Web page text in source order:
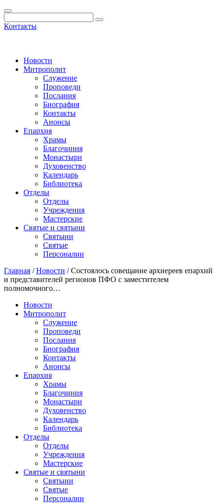
Контакты
Новости
Митрополит
Служение
Проповеди
Послания
Биография
Контакты
Анонсы
Епархия
Храмы
Благочиния
Монастыри
Духовенство
Календарь
Библиотека
Отделы
Отделы
Учреждения
Мастерские
Святые и святыни
Cвятыни
Cвятые
Персоналии
Главная /Новости /Состоялось совещание архиереев епархий
и представителей регионов ПФО с заместителем
полномочного…
Новости
Митрополит
Служение
Проповеди
Послания
Биография
Контакты
Анонсы
Епархия
Храмы
Благочиния
Монастыри
Духовенство
Календарь
Библиотека
Отделы
Отделы
Учреждения
Мастерские
Святые и святыни
Cвятыни
Cвятые
Персоналии